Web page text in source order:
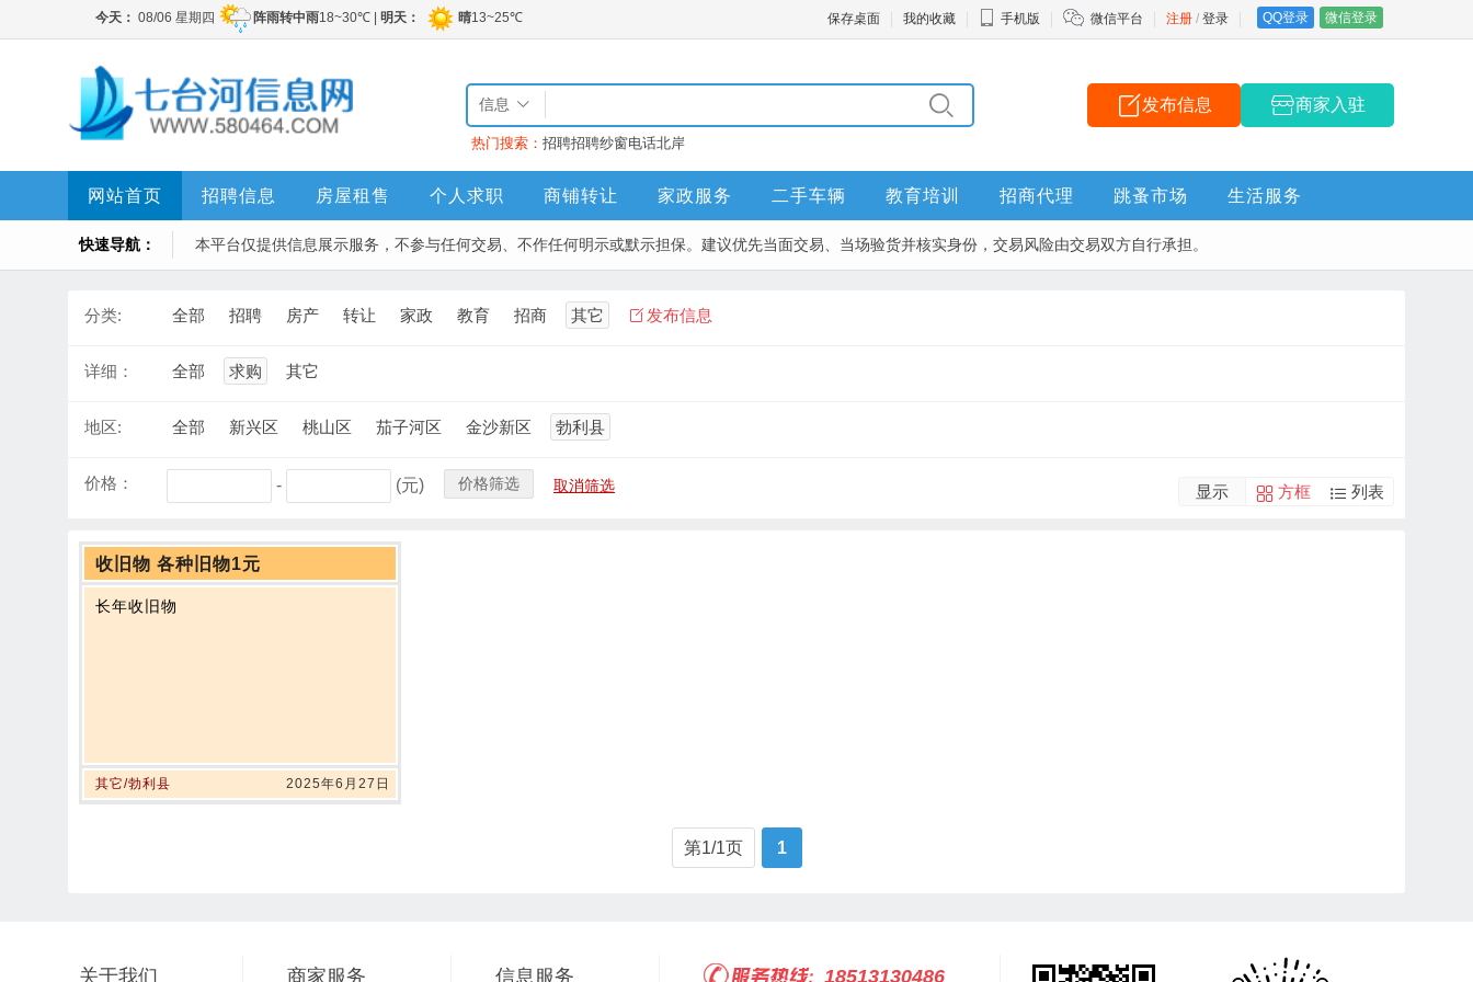
注册 / 登录 QQ登录 微信登录
保存桌面 我的收藏 手机版 微信平台
信息
热门搜索： 招聘招聘纱窗电话北岸
发布信息 商家入驻
网站首页 招聘信息 房屋租售 个人求职 商铺转让 家政服务 二手车辆 教育培训 招商代理 跳蚤市场 生活服务
快速导航： 本平台仅提供信息展示服务，不参与任何交易、不作任何明示或默示担保。建议优先当面交易、当场验货并核实身份，交易风险由交易双方自行承担。
分类: 全部 招聘 房产 转让 家政 教育 招商 其它 发布信息
详细： 全部 求购 其它
地区: 全部 新兴区 桃山区 茄子河区 金沙新区 勃利县
价格： - (元) 价格筛选 取消筛选 显示 方框 列表
收旧物 各种旧物1元
长年收旧物
其它/勃利县 2025年6月27日
第1/1页 1
关于我们 商家服务 信息服务 18513130486